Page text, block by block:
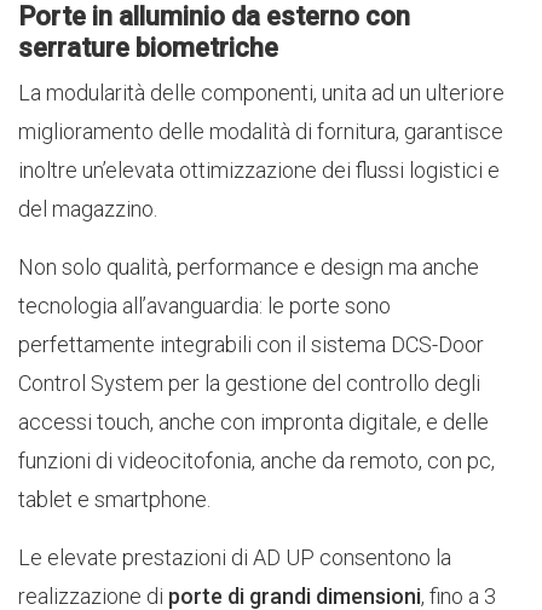
Porte in alluminio da esterno con
serrature biometriche
La modularità delle componenti, unita ad un ulteriore
miglioramento delle modalità di fornitura, garantisce
inoltre un’elevata ottimizzazione dei flussi logistici e
del magazzino.
Non solo qualità, performance e design ma anche
tecnologia all’avanguardia: le porte sono
perfettamente integrabili con il sistema DCS-Door
Control System per la gestione del controllo degli
accessi touch, anche con impronta digitale, e delle
funzioni di videocitofonia, anche da remoto, con pc,
tablet e smartphone.
Le elevate prestazioni di AD UP consentono la
realizzazione di porte di grandi dimensioni, fino a 3